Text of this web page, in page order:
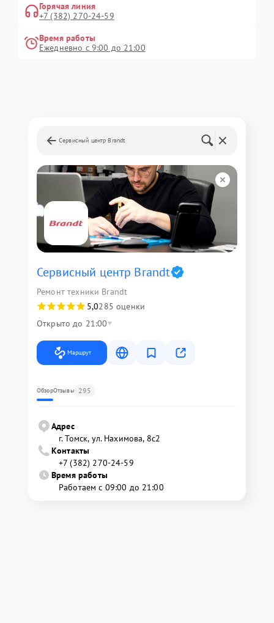
Горячая линия
+7 (382) 270-24-59
Время работы
Ежедневно с 9:00 до 21:00
Сервисный центр Brandt
Сервисный центр Brandt
Ремонт техники Brandt
5,0285 оценки
Открыто до 21:00
Маршрут
ОбзорОтзывы 295
Адрес
г. Томск, ул. Нахимова, 8с2
Контакты
+7 (382) 270-24-59
Время работы
Работаем с 09:00 до 21:00